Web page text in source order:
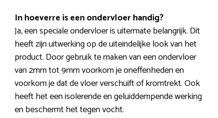
In hoeverre is een ondervloer handig?
Ja, een speciale ondervloer is uitermate belangrijk. Dit
heeft zijn uitwerking op de uiteindelijke look van het
product. Door gebruik te maken van een ondervloer
van 2mm tot 9mm voorkom je oneffenheden en
voorkom je dat de vloer verschuift of kromtrekt. Ook
heeft het een isolerende en geluiddempende werking
en beschermt het tegen vocht.